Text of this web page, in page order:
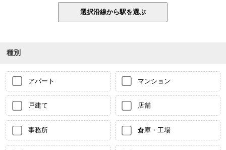
種別
アパート マンション
戸建て 店舗
事務所 倉庫・工場